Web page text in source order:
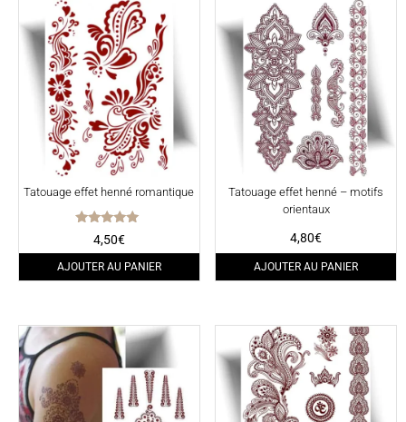
Tatouage effet henné romantique
Note
5.00
4,50€
AJOUTER AU PANIER
Tatouage effet henné – motifs
orientaux
4,80€
AJOUTER AU PANIER